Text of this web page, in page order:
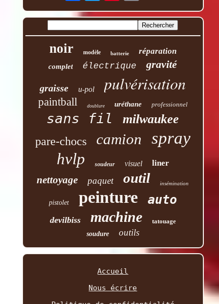
noir modèle batterie réparation
complet électrique gravité
graisse u-pol pulvérisation
paintball doublure uréthane professionnel
sans fil milwaukee
pare-chocs camion spray
hvlp soudeur visuel liner
nettoyage paquet outil insémination
pistolet peinture auto
devilbiss machine
tatouage
soudure
outils
Accueil
Nous écrire